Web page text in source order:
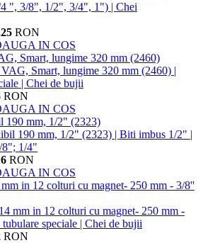
RON
IN COS
Smart, lungime 320 mm (2460)
RON
IN COS
190 mm, 1/2" (2323)
RON
IN COS
in 12 colturi cu magnet- 250 mm - 3/8''
RON